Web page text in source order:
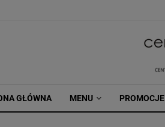
GŁÓWNA MENU PROMOCJE